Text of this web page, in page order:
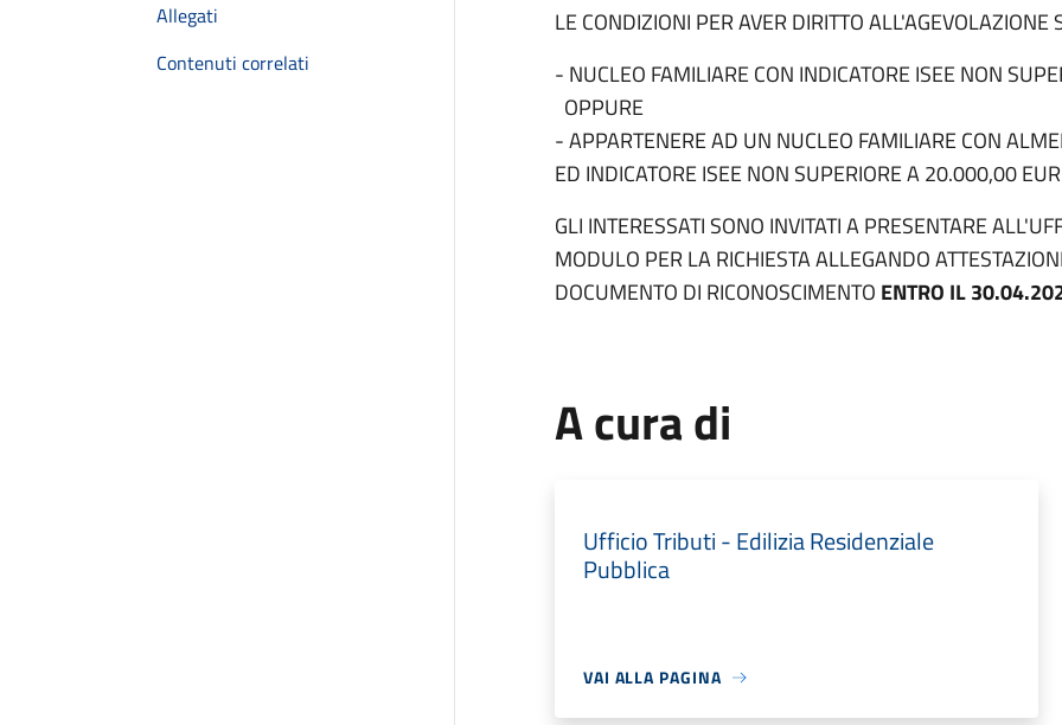
Allegati
Contenuti correlati
LE CONDIZIONI PER AVER DIRITTO ALL'AGEVOLAZIONE
- NUCLEO FAMILIARE CON INDICATORE ISEE NON
OPPURE
- APPARTENERE AD UN NUCLEO FAMILIARE CON
ED INDICATORE ISEE NON SUPERIORE A 20.000,00
GLI INTERESSATI SONO INVITATI A PRESENTARE
MODULO PER LA RICHIESTA ALLEGANDO
DOCUMENTO DI RICONOSCIMENTO ENTRO IL
A cura di
Ufficio Tributi - Edilizia Residenziale
Pubblica
VAI ALLA PAGINA